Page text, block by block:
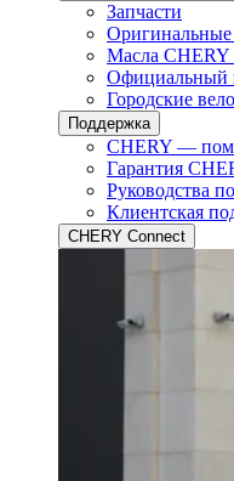
Запчасти
Оригинальные
Масла CHERY
Официальный
Городские
Поддержка
CHERY —
Гарантия
Руководства
Клиентская
CHERY Connect